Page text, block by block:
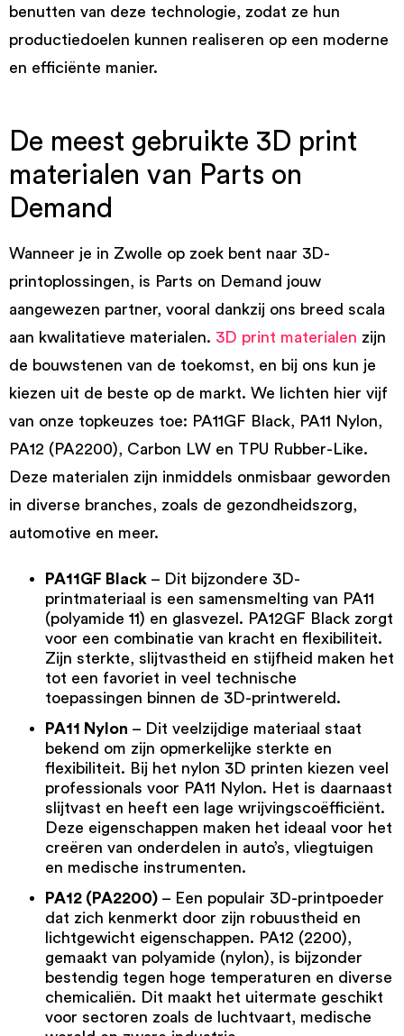
benutten van deze technologie, zodat ze hun
productiedoelen kunnen realiseren op een moderne
en efficiënte manier.
De meest gebruikte 3D print
materialen van Parts on
Demand
Wanneer je in Zwolle op zoek bent naar 3D-
printoplossingen, is Parts on Demand jouw
aangewezen partner, vooral dankzij ons breed scala
aan kwalitatieve materialen. 3D print materialen zijn
de bouwstenen van de toekomst, en bij ons kun je
kiezen uit de beste op de markt. We lichten hier vijf
van onze topkeuzes toe: PA11GF Black, PA11 Nylon,
PA12 (PA2200), Carbon LW en TPU Rubber-Like.
Deze materialen zijn inmiddels onmisbaar geworden
in diverse branches, zoals de gezondheidszorg,
automotive en meer.
PA11GF Black – Dit bijzondere 3D-
printmateriaal is een samensmelting van PA11
(polyamide 11) en glasvezel. PA12GF Black zorgt
voor een combinatie van kracht en flexibiliteit.
Zijn sterkte, slijtvastheid en stijfheid maken het
tot een favoriet in veel technische
toepassingen binnen de 3D-printwereld.
PA11 Nylon – Dit veelzijdige materiaal staat
bekend om zijn opmerkelijke sterkte en
flexibiliteit. Bij het nylon 3D printen kiezen veel
professionals voor PA11 Nylon. Het is daarnaast
slijtvast en heeft een lage wrijvingscoëfficiënt.
Deze eigenschappen maken het ideaal voor het
creëren van onderdelen in auto’s, vliegtuigen
en medische instrumenten.
PA12 (PA2200) – Een populair 3D-printpoeder
dat zich kenmerkt door zijn robuustheid en
lichtgewicht eigenschappen. PA12 (2200),
gemaakt van polyamide (nylon), is bijzonder
bestendig tegen hoge temperaturen en diverse
chemicaliën. Dit maakt het uitermate geschikt
voor sectoren zoals de luchtvaart, medische